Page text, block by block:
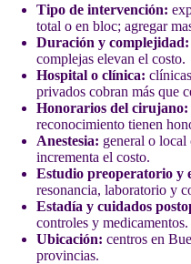
Tipo de intervención:
total o en bloc; agregar
Duración y complejidad:
complejas elevan el costo.
Hospital o clínica:
privados cobran más que
Honorarios del cirujano:
reconocimiento tienen
Anestesia: general o local
incrementa el costo.
Estudio preoperatorio y
resonancia, laboratorio y
Estadía y cuidados
controles y medicamentos.
Ubicación: centros en
provincias.